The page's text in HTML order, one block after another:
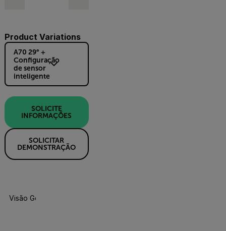
Product Variations
A70 29° +
Configuração
de sensor
inteligente
SOLICITE
INFORMAÇÕES
SOLICITAR
DEMONSTRAÇÃO
Visão Geral Do Produto